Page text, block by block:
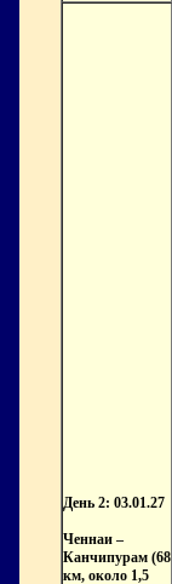
День 2: 03.01.27
Ченнаи –
Канчипурам (68
км, около 1,5